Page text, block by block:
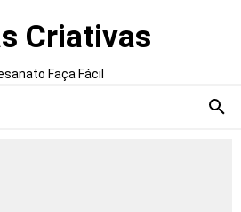
Criativas
Faça Fácil